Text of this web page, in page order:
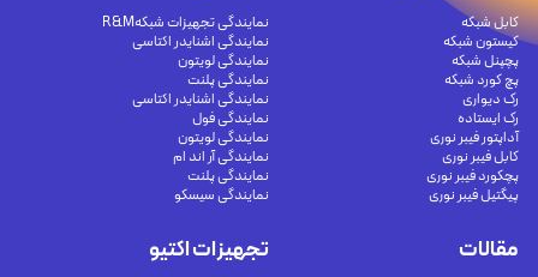
کابل شبکه
کیستون شبکه
پچپنل شبکه
پچ کورد شبکه
رک دیواری
رک ایستاده
آداپتور فیبر نوری
کابل فیبر نوری
پچکورد فیبر نوری
پیگتیل فیبر نوری
تجهیزات اکتیو
نمایندگی تجهیزات شبکهR&M
نمایندگی اشنایدر اکتاسی
نمایندگی لویتون
نمایندگی پلنت
نمایندگی اشنایدر اکتاسی
نمایندگی فول
نمایندگی لویتون
نمایندگی آر اند ام
نمایندگی پلنت
نمایندگی سیسکو
مقالات